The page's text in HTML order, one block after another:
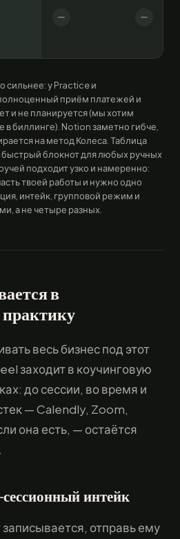
сильнее: у Practice и
приём платежей и
и не планируется (мы хотим
в биллинге). Notion заметно гибче,
на метод Колеса. Таблица
блокнот для любых ручных
подходит узко и намеренно:
твоей работы и нужно одно
интейк, групповой режим и
а не четыре разных.
в
практику
весь бизнес под этот
заходит в коучинговую
до сессии, во время и
— Calendly, Zoom,
она есть, — остаётся
интейк
отправь ему